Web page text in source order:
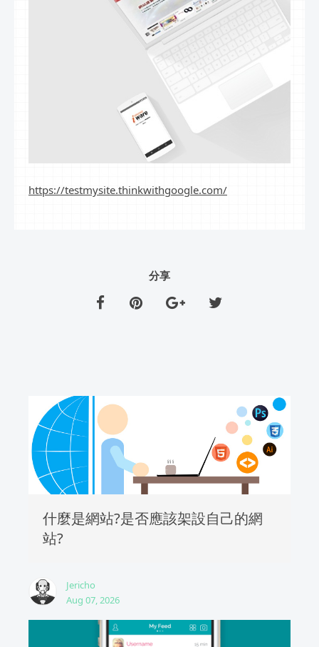
https://testmysite.thinkwithgoogle.com/
分享
什麼是網站?是否應該架設自己的網
站?
Jericho
Aug 07, 2026